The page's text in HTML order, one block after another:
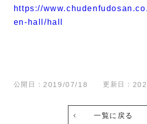
https://
en-hall/hall
公開日： 2019/07/18 更新日：
一覧に戻る